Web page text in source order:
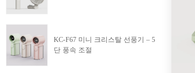
KC-F67 미니 크리스탈 선풍기 – 5
단 풍속 조절